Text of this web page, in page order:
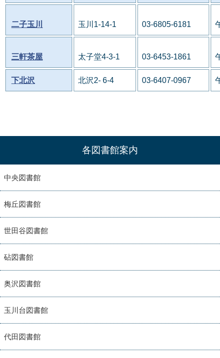
二子玉川 玉川1-14-1 03-6805-6181
三軒茶屋 太子堂4-3-1 03-6453-1861
下北沢 北沢2- 6-4 03-6407-0967
各図書館案内
中央図書館
梅丘図書館
世田谷図書館
砧図書館
奥沢図書館
玉川台図書館
代田図書館